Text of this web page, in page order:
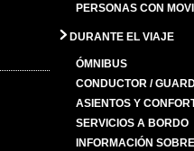
PERSONAS CON
DURANTE EL VIAJE
ÓMNIBUS
CONDUCTOR /
ASIENTOS Y
SERVICIOS A BORDO
INFORMACIÓN